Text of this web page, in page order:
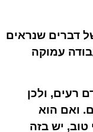
דברים שנראים
עמוקה
רעים, ולכן
ואם הוא
טוב, יש בזה